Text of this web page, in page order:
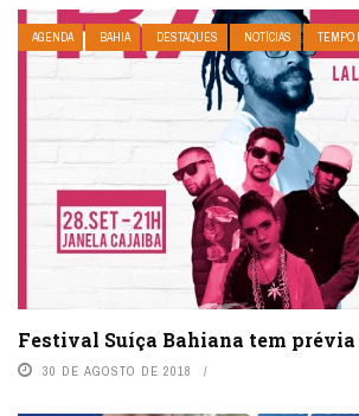
AGENDA BAHIA DESTAQUES NOTÍCIAS TEMPO
Festival Suíça Bahiana tem prévia
30 DE AGOSTO DE 2018